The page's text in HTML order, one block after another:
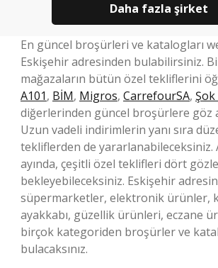
Daha fazla şirket
En güncel broşürleri ve katalogları
Eskişehir adresinden bulabilirsiniz.
mağazaların bütün özel tekliflerini
A101, BİM, Migros, CarrefourSA,
diğerlerinden güncel broşürlere göz
Uzun vadeli indirimlerin yanı sıra
tekliflerden de yararlanabileceksiniz.
ayında, çeşitli özel teklifleri dört gözle
bekleyebileceksiniz. Eskişehir
süpermarketler, elektronik ürünler,
ayakkabı, güzellik ürünleri, eczane
birçok kategoriden broşürler ve
bulacaksınız.